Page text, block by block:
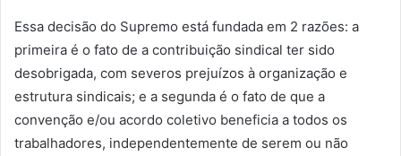
Essa decisão do Supremo está fundada em 2 razões: a
primeira é o fato de a contribuição sindical ter sido
desobrigada, com severos prejuízos à organização e
estrutura sindicais; e a segunda é o fato de que a
convenção e/ou acordo coletivo beneficia a todos os
trabalhadores, independentemente de serem ou não